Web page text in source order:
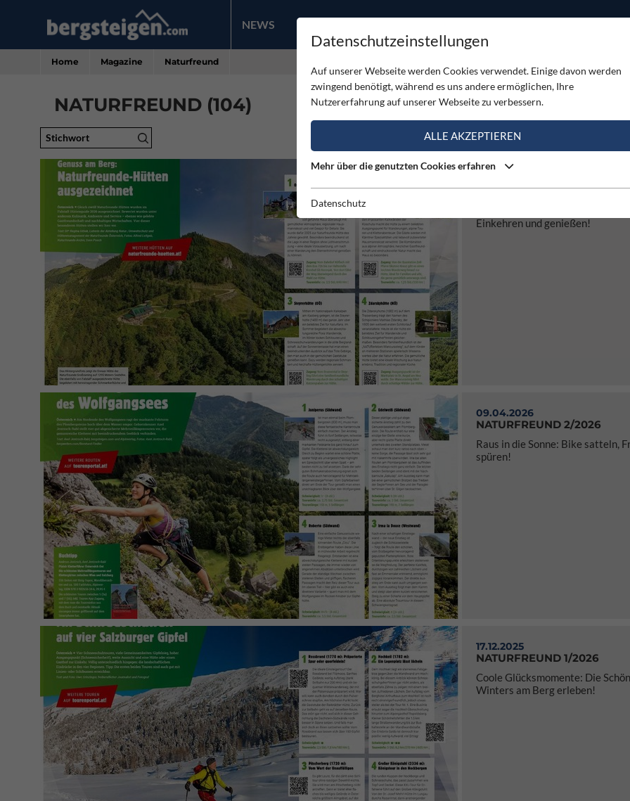
NEWS PRODUKTE
Home Magazine Naturfreund
NATURFREUND (104)
Stichwort
NATURFREUND 3/2026
Ausgezeichnete Naturfreunde-
Einkehren und genießen!
09.04.2026
NATURFREUND 2/2026
Raus in die Sonne: Bike satteln,
spüren!
17.12.2025
NATURFREUND 1/2026
Coole Glücksmomente: Die
Winters am Berg erleben!
Datenschutzeinstellungen
Auf unserer Webseite werden Cookies verwendet. Einige davon werden
zwingend benötigt, während es uns andere ermöglichen, Ihre
Nutzererfahrung auf unserer Webseite zu verbessern.
ALLE AKZEPTIEREN
Mehr über die genutzten Cookies erfahren
Datenschutz